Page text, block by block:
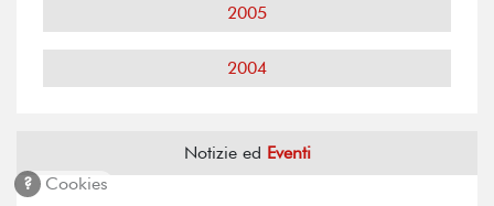
2005
2004
Notizie ed Eventi
? Cookies